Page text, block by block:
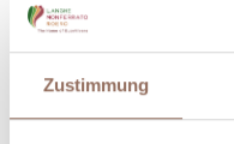
Zustimmung
Rooms number:
Anzahl Badezimmer:8
Beds number: